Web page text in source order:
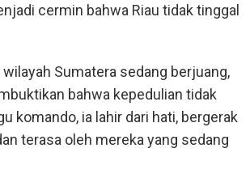
cermin bahwa Riau tidak tinggal
Sumatera sedang berjuang,
bahwa kepedulian tidak
komando, ia lahir dari hati, bergerak
terasa oleh mereka yang sedang